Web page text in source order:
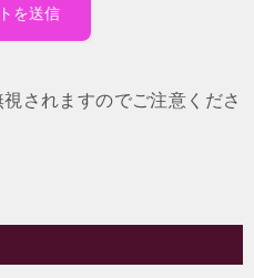
されますのでご注意くださ